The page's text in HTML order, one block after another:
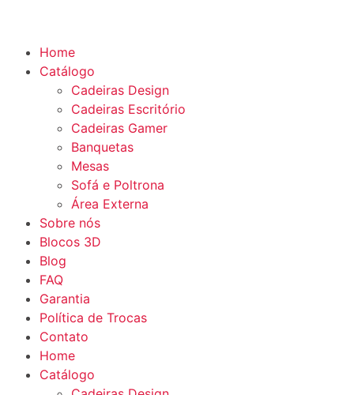
Home
Catálogo
Cadeiras Design
Cadeiras Escritório
Cadeiras Gamer
Banquetas
Mesas
Sofá e Poltrona
Área Externa
Sobre nós
Blocos 3D
Blog
FAQ
Garantia
Política de Trocas
Contato
Home
Catálogo